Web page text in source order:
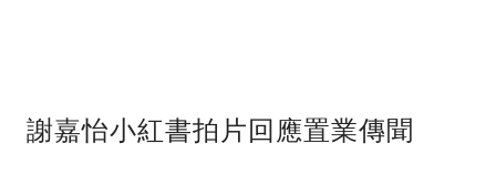
謝嘉怡小紅書拍片回應置業傳聞